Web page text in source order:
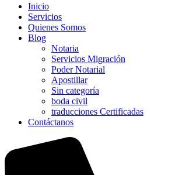
Inicio
Servicios
Quienes Somos
Blog
Notaria
Servicios Migración
Poder Notarial
Apostillar
Sin categoría
boda civil
traducciones Certificadas
Contáctanos